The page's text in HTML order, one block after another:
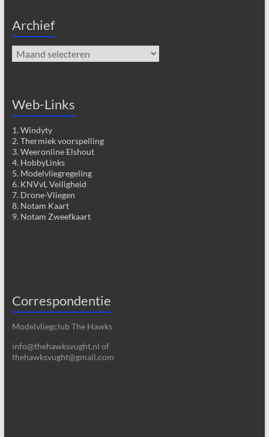
Archief
Archief
Web-Links
1. Windyty
2. Thermiek voorspelling
3. Weeronline Elshout
4. HobbyLinks
5. Modelvliegregeling
6. KNVvL Veiligheid
7. Drone-Vliegen
8. Notam Kaart
9. Notam Zweefkaart
Correspondentie
Modelvliegclub The Hawks
info@thehawksvught.nl of
thehawksvught@gmail.com